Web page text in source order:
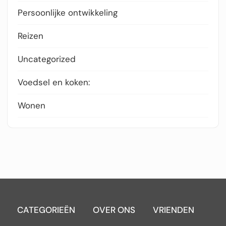
Persoonlijke ontwikkeling
Reizen
Uncategorized
Voedsel en koken:
Wonen
CATEGORIEËN OVER ONS VRIENDEN